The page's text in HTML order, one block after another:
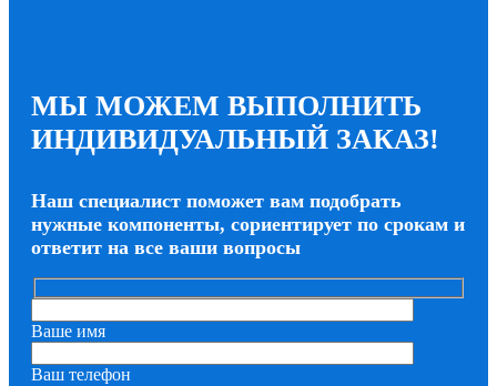
МЫ МОЖЕМ ВЫПОЛНИТЬ
ИНДИВИДУАЛЬНЫЙ ЗАКАЗ!
Наш специалист поможет вам подобрать
нужные компоненты, сориентирует по срокам и
ответит на все ваши вопросы
Ваше имя
Ваш телефон